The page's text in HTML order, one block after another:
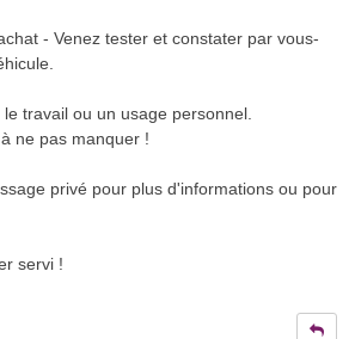
- Venez tester et constater par vous-
travail ou un usage personnel.
ne pas manquer !
privé pour plus d'informations ou pour
servi !